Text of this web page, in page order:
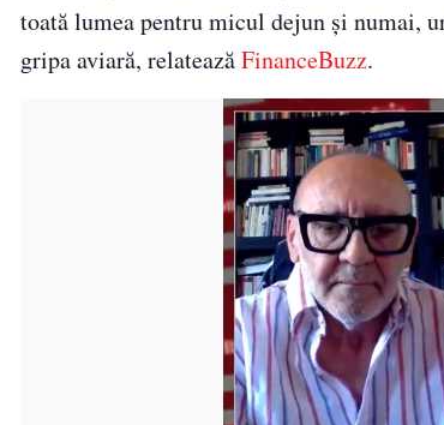
toată lumea pentru micul dejun și numai,
gripa aviară, relateazăFinanceBuzz.